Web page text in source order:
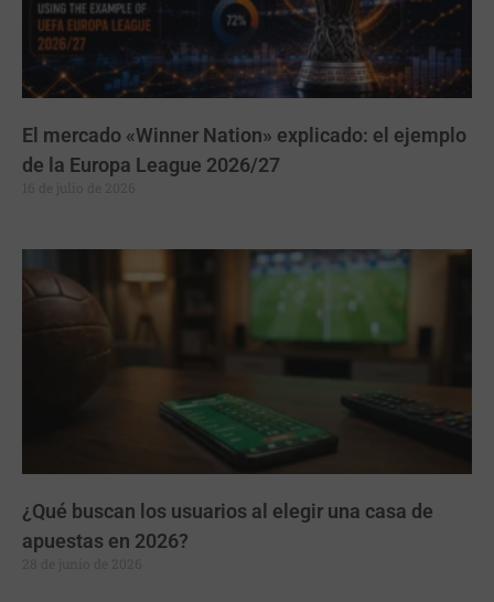
El mercado «Winner Nation» explicado: el ejemplo
de la Europa League 2026/27
¿Qué buscan los usuarios al elegir una casa de
apuestas en 2026?